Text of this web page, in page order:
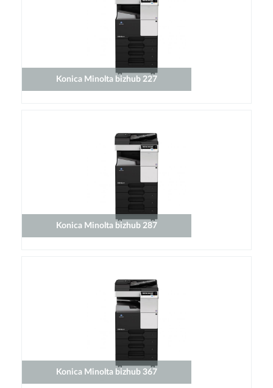
Konica Minolta bizhub 227
Konica Minolta bizhub 287
Konica Minolta bizhub 367